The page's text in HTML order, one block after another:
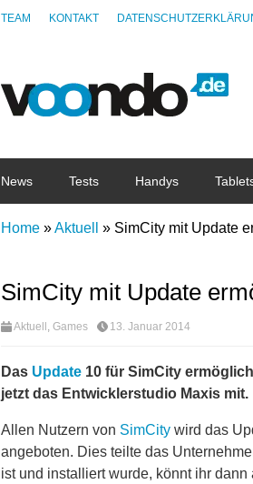
TEAM KONTAKT
News Tests Handys
Home »Aktuell » SimCity mit Update
SimCity mit Update
Aktuell , Games 13. Januar 2014
Das Update 10 für SimCity
jetzt das Entwicklerstudio Maxis mit.
Allen Nutzern von SimCity wird das
angeboten. Dies teilte das
ist und installiert wurde, könnt ihr